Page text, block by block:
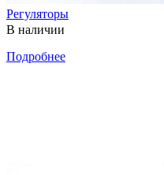
Регуляторы
В наличии
Подробнее